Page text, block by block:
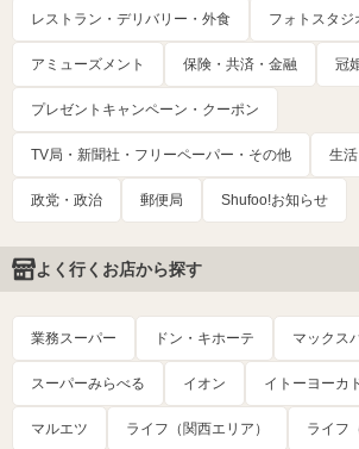
レストラン・デリバリー・外食 フォトスタジ
アミューズメント 保険・共済・金融 冠
プレゼントキャンペーン・クーポン
TV局・新聞社・フリーペーパー・その他 生
政党・政治 郵便局 Shufoo!お知らせ
よく行くお店から探す
業務スーパー ドン・キホーテ マックス
スーパーみらべる イオン イトーヨーカ
マルエツ ライフ（関西エリア） ライフ